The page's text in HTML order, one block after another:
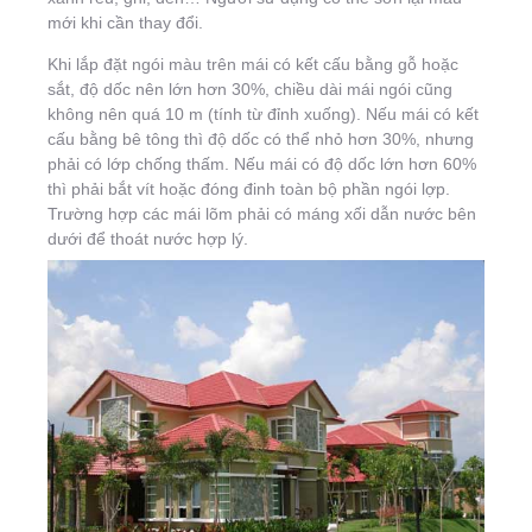
mới khi cần thay đổi.
Khi lắp đặt ngói màu trên mái có kết cấu bằng gỗ hoặc
sắt, độ dốc nên lớn hơn 30%, chiều dài mái ngói cũng
không nên quá 10 m (tính từ đỉnh xuống). Nếu mái có kết
cấu bằng bê tông thì độ dốc có thể nhỏ hơn 30%, nhưng
phải có lớp chống thấm. Nếu mái có độ dốc lớn hơn 60%
thì phải bắt vít hoặc đóng đinh toàn bộ phần ngói lợp.
Trường hợp các mái lõm phải có máng xối dẫn nước bên
dưới để thoát nước hợp lý.